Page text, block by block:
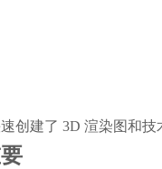
创建了 3D 渲染图和技